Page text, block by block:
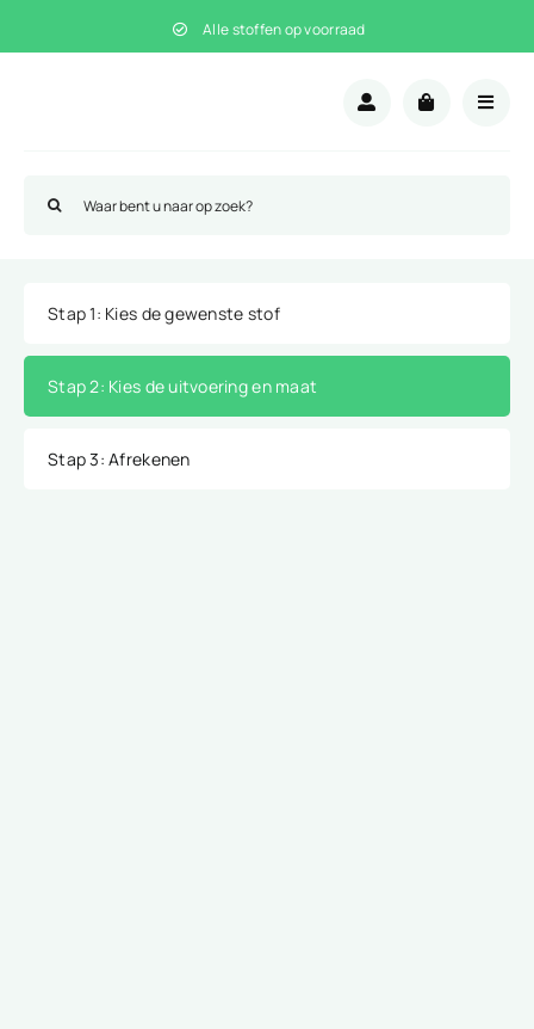
naar
Alle stoffen op voorraad
naar:
Stap 1: Kies de gewenste stof
Stap 2: Kies de uitvoering en maat
Stap 3: Afrekenen